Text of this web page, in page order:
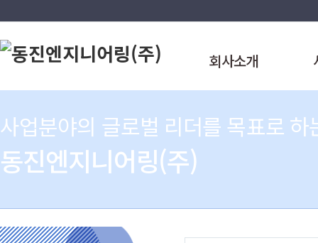
회사소개
사업분야의 글로벌 리더를 목표로 하
동진엔지니어링(주)